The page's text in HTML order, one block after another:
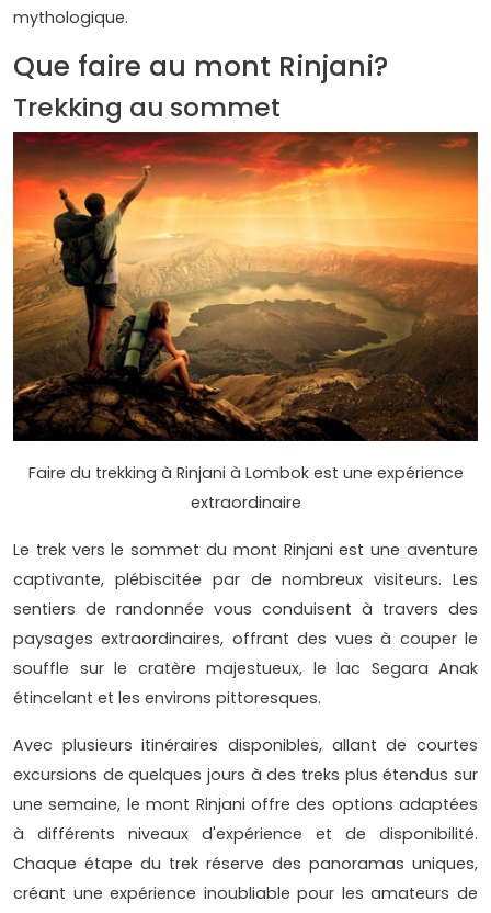
mythologique.
Que faire au mont Rinjani?
Trekking au sommet
Faire du trekking à Rinjani à Lombok est une expérience
extraordinaire
Le trek vers le sommet du mont Rinjani est une aventure
captivante, plébiscitée par de nombreux visiteurs. Les
sentiers de randonnée vous conduisent à travers des
paysages extraordinaires, offrant des vues à couper le
souffle sur le cratère majestueux, le lac Segara Anak
étincelant et les environs pittoresques.
Avec plusieurs itinéraires disponibles, allant de courtes
excursions de quelques jours à des treks plus étendus sur
une semaine, le mont Rinjani offre des options adaptées
à différents niveaux d'expérience et de disponibilité.
Chaque étape du trek réserve des panoramas uniques,
créant une expérience inoubliable pour les amateurs de